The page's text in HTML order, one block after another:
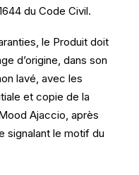
du Code Civil.
le Produit doit
d’origine, dans son
lavé, avec les
et copie de la
Ajaccio, après
signalant le motif du